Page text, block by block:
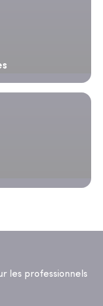
les professionnels